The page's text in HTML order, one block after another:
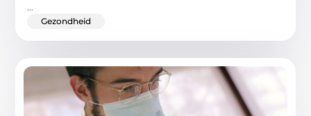
...
Gezondheid